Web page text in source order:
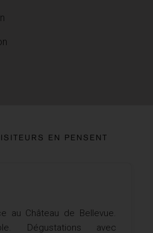
EN PENSENT
extraordinaire, des hôtes
incroyable, une dégustation et